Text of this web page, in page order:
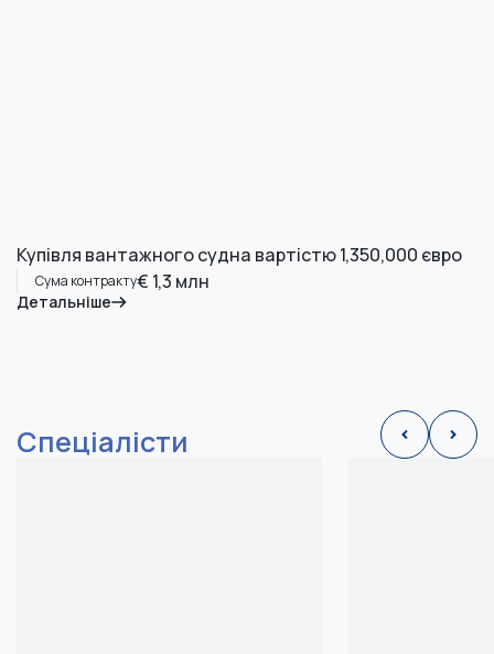
Купівля вантажного судна вартістю 1,350,000 євро
Детальніше
Сума контракту€ 1,3 млн
Спеціалісти